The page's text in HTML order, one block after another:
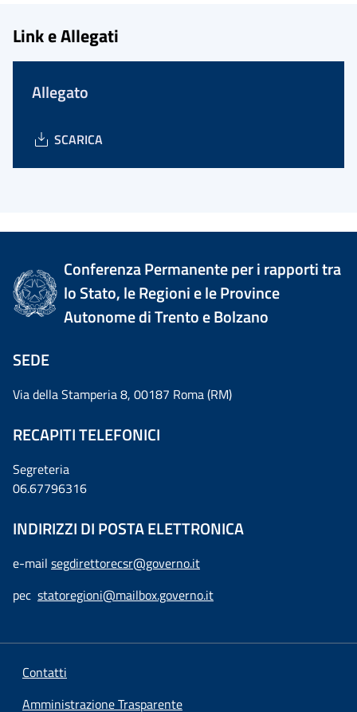
Link e Allegati
Allegato
SCARICA
Conferenza Permanente per i rapporti tra
lo Stato, le Regioni e le Province
Autonome di Trento e Bolzano
SEDE
Via della Stamperia 8, 00187 Roma (RM)
RECAPITI TELEFONICI
Segreteria
06.67796316
INDIRIZZI DI POSTA ELETTRONICA
e-mail segdirettorecsr@governo.it
pec statoregioni@mailbox.governo.it
Contatti
Amministrazione Trasparente